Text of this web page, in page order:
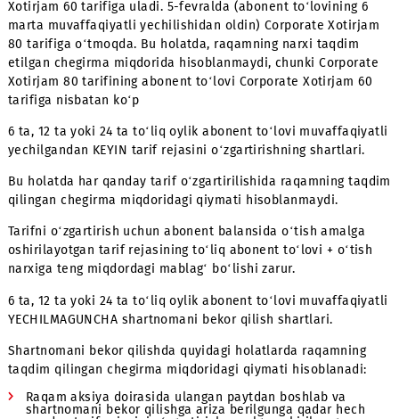
2 - misol: Abonent 10-dekabrda Super Gold raqamini
Xotirjam 100 tarifiga uladi. 5-fevralda (abonent
marta muvaffaqiyatli yechilishidan oldin) Corporate
60 tarifiga o‘tmoqda. Bu holatda, raqamning narxi taqdim
etilgan chegirma miqdorida hisoblanadi, chunki
Xotirjam 60 tarifining abonent to‘lovi Corporate Xotirjam
tarifiga nisbatan kam.
1. Abonent to‘lovi ko‘proq bo‘lgan har qanday tarif
o‘tilganda.
Bu holatda tarif o‘zgartirilganda raqamning taqdim
chegirma miqdoridagi qiymati hisoblanmaydi. O‘tish
oshirilgandan keyin qoldiq davr uchun abonent to‘lovi
yechilmaguncha tarif rejasini o‘zgartirishga va
bekor qilishga taqiq o‘rnatiladi.
Tarifni o‘zgartirish uchun abonent balansida o‘tish
oshirilayotgan tarif rejasining to‘liq abonent to‘lovi +
narxiga teng miqdordagi mablag‘ bo‘lishi zarur.